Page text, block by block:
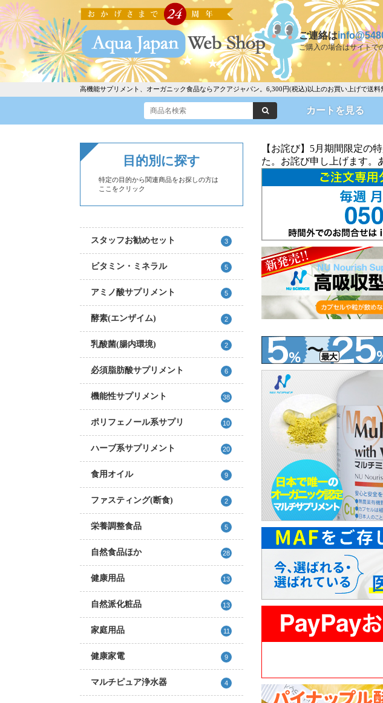
ご連絡は
ご購入の場合はサイトで
高機能サプリメント、オーガニック食品ならアクアジャパン。6,300円(税込)以上のお買い上げで送料
カートを見る
目的別に探す
特定の目的から関連商品をお探しの方は
ここをクリック
スタッフお勧めセット 3
ビタミン・ミネラル 5
アミノ酸サプリメント 5
酵素(エンザイム) 2
乳酸菌(腸内環境) 2
必須脂肪酸サプリメント 6
機能性サプリメント 38
ポリフェノール系サプリ 10
ハーブ系サプリメント 20
食用オイル 9
ファスティング(断食) 2
栄養調整食品 5
自然食品ほか 28
健康用品 13
自然派化粧品 13
家庭用品 11
健康家電 9
マルチピュア浄水器 4
【お詫び】5月期間限定の
た。お詫び申し上げます。